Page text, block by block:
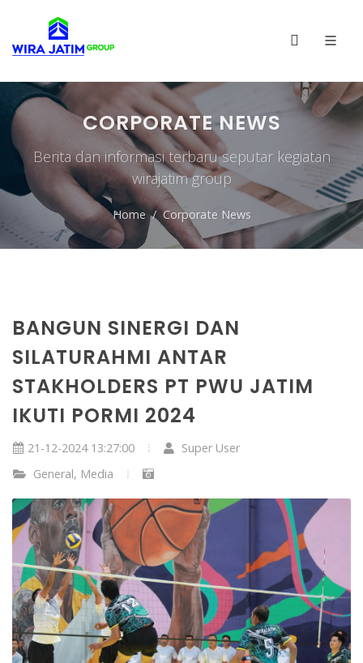
CORPORATE NEWS
Berita dan informasi terbaru seputar kegiatan
wirajatim group
Home Corporate News
BANGUN SINERGI DAN
SILATURAHMI ANTAR
STAKHOLDERS PT PWU JATIM
IKUTI PORMI 2024
21-12-2024 13:27:00
Super User
General, Media